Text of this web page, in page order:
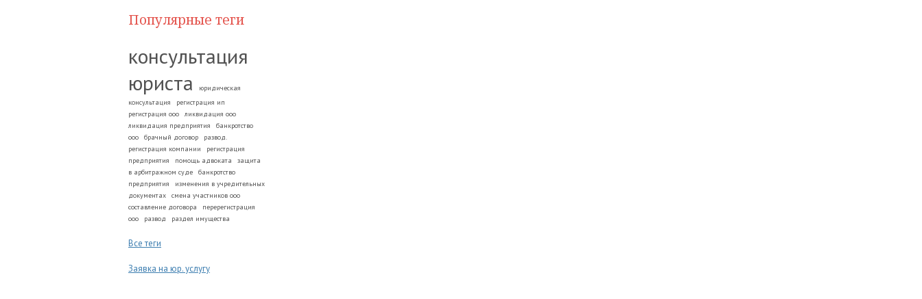
Популярные теги
консультация
юриста
юридическая
консультация
регистрация ип
регистрация ооо
ликвидация ооо
ликвидация предприятия
банкротство
ооо
брачный договор
развод.
регистрация компании
регистрация
предприятия
помощь адвоката
защита
в арбитражном суде
банкротство
предприятия
изменения в учредительных
документах
смена участников ооо
составление договора
перерегистрация
ооо
развод раздел имущества
Все теги
Заявка на юр. услугу